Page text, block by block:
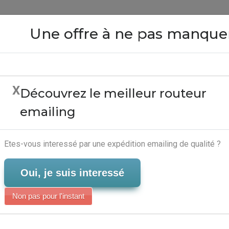
Businessman -
Close
Une offre à ne pas
XDécouvrez le meilleur routeur
emailing
Etes-vous interessé par une expédition emailing de qualité ?
Oui, je suis interessé
Non pas pour l'instant